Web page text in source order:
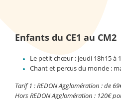
Enfants du CE1 au CM2
Le petit chœur : jeudi 18h15 à
Chant et percus du monde :
Tarif 1 : REDON Agglomération : de
Hors REDON Agglomération : 120€